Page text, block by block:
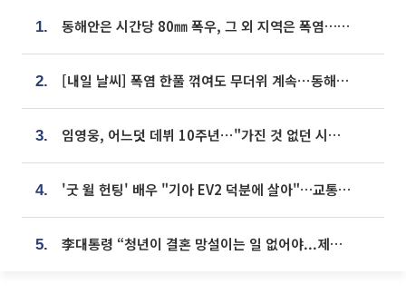
1. 동해안은 시간당 80㎜ 폭우, 그 외 지역은 폭염…‘극과 극 날씨’
2. [내일 날씨] 폭염 한풀 꺾여도 무더위 계속⋯동해안 이틀 연속 비
3. 임영웅, 어느덧 데뷔 10주년⋯"가진 것 없던 시절, 내 앞엔 20명의 팬뿐"
4. '굿 윌 헌팅' 배우 "기아 EV2 덕분에 살아"…교통사고 후 안전성 극찬
5. 李대통령 “청년이 결혼 망설이는 일 없어야...제도상 불이익 조사”